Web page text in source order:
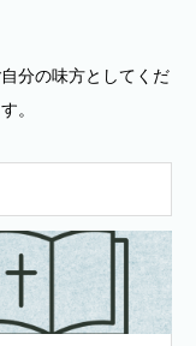
分の味方としてくだ
。